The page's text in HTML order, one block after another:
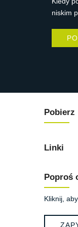
niskim
Pobierz
Linki
Poproś
Kliknij,